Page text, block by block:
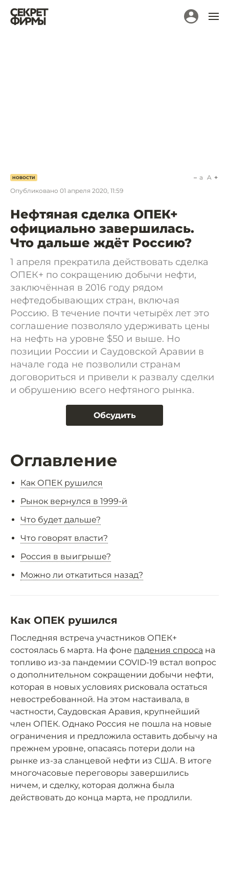
НОВОСТИ
Опубликовано 01 апреля 2020, 11:59
a A
Нефтяная сделка ОПЕК+
официально завершилась.
Что дальше ждёт Россию?
1 апреля прекратила действовать сделка
ОПЕК+ по сокращению добычи нефти,
заключённая в 2016 году рядом
нефтедобывающих стран, включая
Россию. В течение почти четырёх лет это
соглашение позволяло удерживать цены
на нефть на уровне $50 и выше. Но
позиции России и Саудовской Аравии в
начале года не позволили странам
договориться и привели к развалу сделки
и обрушению всего нефтяного рынка.
Обсудить
Оглавление
Как ОПЕК рушился
Рынок вернулся в 1999-й
Что будет дальше?
Что говорят власти?
Россия в выигрыше?
Можно ли откатиться назад?
Как ОПЕК рушился
Последняя встреча участников ОПЕК+
состоялась 6 марта. На фоне падения спроса на
топливо из-за пандемии COVID-19 встал вопрос
о дополнительном сокращении добычи нефти,
которая в новых условиях рисковала остаться
невостребованной. На этом настаивала, в
частности, Саудовская Аравия, крупнейший
член ОПЕК. Однако Россия не пошла на новые
ограничения и предложила оставить добычу на
прежнем уровне, опасаясь потери доли на
рынке из-за сланцевой нефти из США. В итоге
многочасовые переговоры завершились
ничем, и сделку, которая должна была
действовать до конца марта, не продлили.